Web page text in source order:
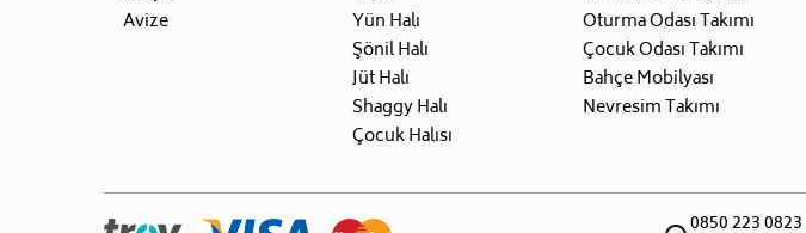
Avize
Yün Halı
Şönil Halı
Jüt Halı
Shaggy Halı
Çocuk Halısı
Oturma Odası Takımı
Çocuk Odası Takımı
Bahçe Mobilyası
Nevresim Takımı
0850 223 0823